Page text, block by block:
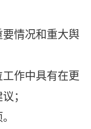
情况和重大舆
作中具有在更
；